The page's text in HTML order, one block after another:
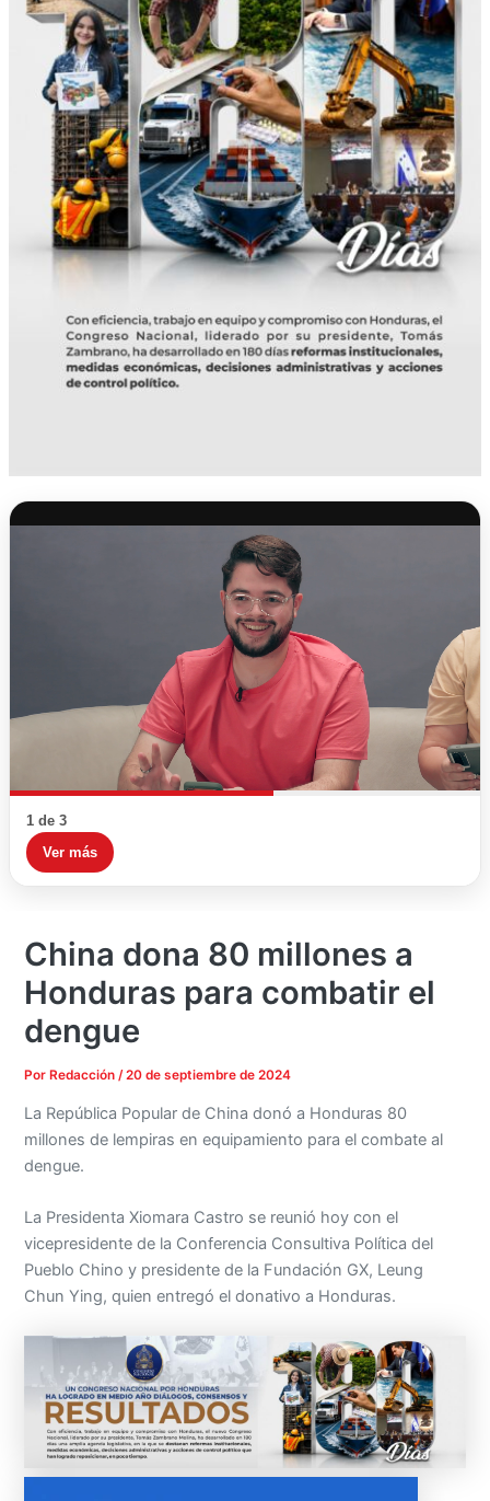
1 de 3
Ver más
China dona 80 millones a
Honduras para combatir el
dengue
PorRedacción /20 de septiembre de 2024
La República Popular de China donó a Honduras 80
millones de lempiras en equipamiento para el combate al
dengue.
La Presidenta Xiomara Castro se reunió hoy con el
vicepresidente de la Conferencia Consultiva Política del
Pueblo Chino y presidente de la Fundación GX, Leung
Chun Ying, quien entregó el donativo a Honduras.